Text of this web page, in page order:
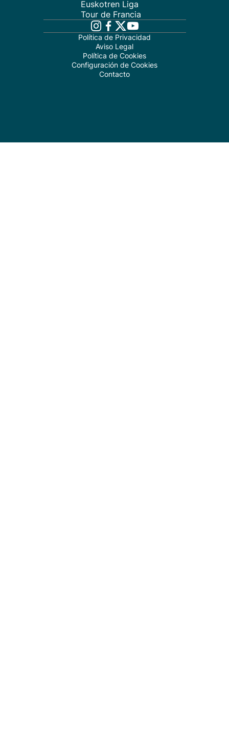
Euskotren Liga
Tour de Francia
Política de Privacidad
Aviso Legal
Política de Cookies
Configuración de Cookies
Contacto